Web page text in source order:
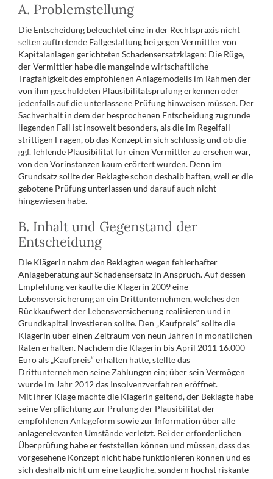
A. Problemstellung
Die Entscheidung beleuchtet eine in der Rechtspraxis nicht
selten auftretende Fallgestaltung bei gegen Vermittler von
Kapitalanlagen gerichteten Schadensersatzklagen: Die Rüge,
der Vermittler habe die mangelnde wirtschaftliche
Tragfähigkeit des empfohlenen Anlagemodells im Rahmen der
von ihm geschuldeten Plausibilitätsprüfung erkennen oder
jedenfalls auf die unterlassene Prüfung hinweisen müssen. Der
Sachverhalt in dem der besprochenen Entscheidung zugrunde
liegenden Fall ist insoweit besonders, als die im Regelfall
strittigen Fragen, ob das Konzept in sich schlüssig und ob die
ggf. fehlende Plausibilität für einen Vermittler zu ersehen war,
von den Vorinstanzen kaum erörtert wurden. Denn im
Grundsatz sollte der Beklagte schon deshalb haften, weil er die
gebotene Prüfung unterlassen und darauf auch nicht
hingewiesen habe.
B. Inhalt und Gegenstand der
Entscheidung
Die Klägerin nahm den Beklagten wegen fehlerhafter
Anlageberatung auf Schadensersatz in Anspruch. Auf dessen
Empfehlung verkaufte die Klägerin 2009 eine
Lebensversicherung an ein Drittunternehmen, welches den
Rückkaufwert der Lebensversicherung realisieren und in
Grundkapital investieren sollte. Den „Kaufpreis“ sollte die
Klägerin über einen Zeitraum von neun Jahren in monatlichen
Raten erhalten. Nachdem die Klägerin bis April 2011 16.000
Euro als „Kaufpreis“ erhalten hatte, stellte das
Drittunternehmen seine Zahlungen ein; über sein Vermögen
wurde im Jahr 2012 das Insolvenzverfahren eröffnet.
Mit ihrer Klage machte die Klägerin geltend, der Beklagte habe
seine Verpflichtung zur Prüfung der Plausibilität der
empfohlenen Anlageform sowie zur Information über alle
anlagerelevanten Umstände verletzt. Bei der erforderlichen
Überprüfung habe er feststellen können und müssen, dass das
vorgesehene Konzept nicht habe funktionieren können und es
sich deshalb nicht um eine taugliche, sondern höchst riskante